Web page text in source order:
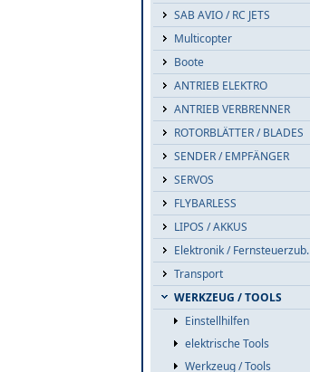
SAB AVIO / RC JETS
Multicopter
Boote
ANTRIEB ELEKTRO
ANTRIEB VERBRENNER
ROTORBLÄTTER / BLADES
SENDER / EMPFÄNGER
SERVOS
FLYBARLESS
LIPOS / AKKUS
Elektronik / Fernsteuerzub.
Transport
WERKZEUG / TOOLS
Einstellhilfen
elektrische Tools
Werkzeug / Tools